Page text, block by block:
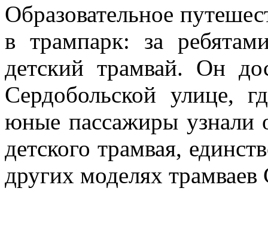
Образовательное
в трампарк: за
детский трамвай. Он
Сердобольской улице,
юные пассажиры узнали
детского трамвая,
других моделях